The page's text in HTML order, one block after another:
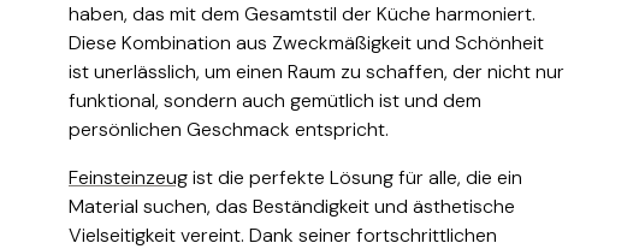
haben, das mit dem Gesamtstil der Küche harmoniert.
Diese Kombination aus Zweckmäßigkeit und Schönheit
ist unerlässlich, um einen Raum zu schaffen, der nicht nur
funktional, sondern auch gemütlich ist und dem
persönlichen Geschmack entspricht.
Feinsteinzeugist die perfekte Lösung für alle, die ein
Material suchen, das Beständigkeit und ästhetische
Vielseitigkeit vereint. Dank seiner fortschrittlichen